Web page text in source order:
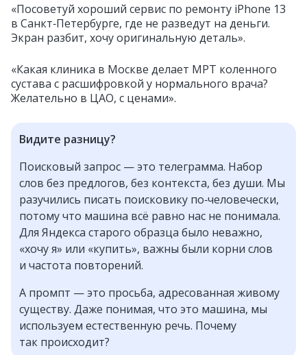
«Посоветуй хороший сервис по ремонту iPhone 13
в Санкт‑Петербурге, где не разведут на деньги.
Экран разбит, хочу оригинальную деталь».
«Какая клиника в Москве делает МРТ коленного
сустава с расшифровкой у нормального врача?
Желательно в ЦАО, с ценами».
Видите разницу?
Поисковый запрос — это телеграмма. Набор
слов без предлогов, без контекста, без души. Мы
разучились писать поисковику по‑человечески,
потому что машина всё равно нас не понимала.
Для Яндекса старого образца было неважно,
«хочу я» или «купить», важны были корни слов
и частота повторений.
А промпт — это просьба, адресованная живому
существу. Даже понимая, что это машина, мы
используем естественную речь. Почему
так происходит?